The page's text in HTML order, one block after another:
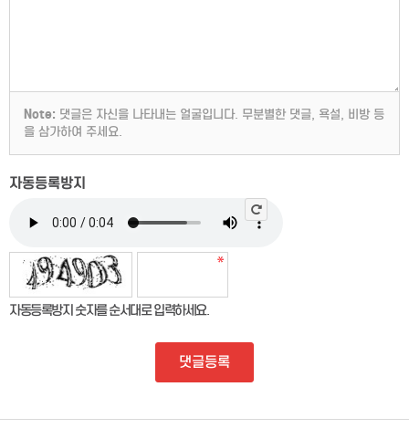
Note: 댓글은 자신을 나타내는 얼굴입니다. 무분별한 댓글, 욕설, 비방 등
을 삼가하여 주세요.
자동등록방지
자동등록방지 숫자를 순서대로 입력하세요.
댓글등록